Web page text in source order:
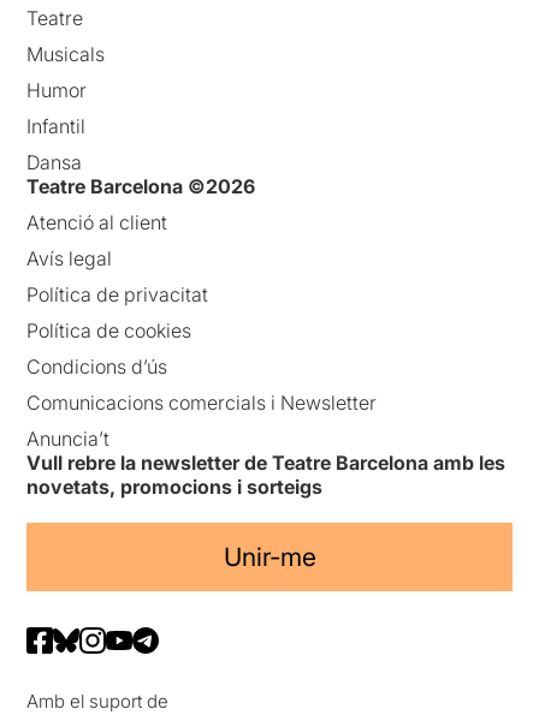
Teatre
Musicals
Humor
Infantil
Dansa
Teatre Barcelona ©2026
Atenció al client
Avís legal
Política de privacitat
Política de cookies
Condicions d’ús
Comunicacions comercials i Newsletter
Anuncia’t
Vull rebre la newsletter de Teatre Barcelona amb les
novetats, promocions i sorteigs
Unir-me
Amb el suport de